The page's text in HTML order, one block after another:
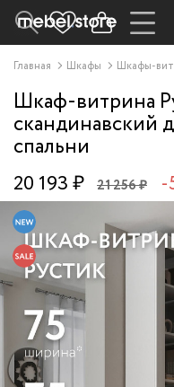
Главная Шкафы Шкафы-
Шкаф-витрина
скандинавский
спальни
20 193 ₽ 21 256 ₽ -